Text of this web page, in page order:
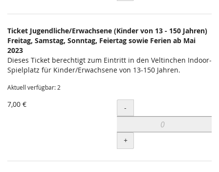
Ticket Jugendliche/Erwachsene (Kinder von 13 - 150 Jahren)
Freitag, Samstag, Sonntag, Feiertag sowie Ferien ab Mai
2023
Dieses Ticket berechtigt zum Eintritt in den Veltinchen Indoor-
Spielplatz für Kinder/Erwachsene von 13-150 Jahren.
Aktuell verfügbar: 2
7,00 € Menge
-
+